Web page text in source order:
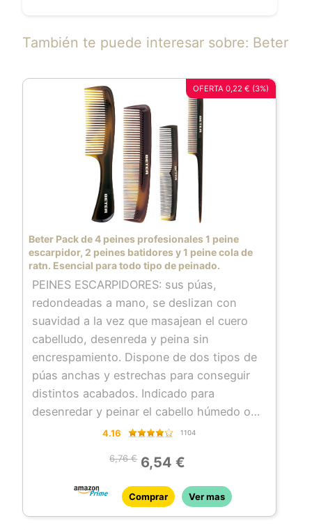
También te puede interesar sobre: Beter
OFERTA 0,22 € (3%)
Beter Pack de 4 peines profesionales 1 peine
escarpidor, 2 peines batidores y 1 peine cola de
ratn. Esencial para todo tipo de peinado.
PEINES ESCARPIDORES: sus púas,
redondeadas a mano, se deslizan con
suavidad a la vez que masajean el cuero
cabelludo, desenreda y peina sin
encrespamiento. Dispone de dos tipos de
púas anchas y estrechas para conseguir
distintos acabados. Indicado para
desenredar y peinar el cabello húmedo o
seco. Ideal para llevarlo donde quieras, en
PEINE BATIDOR: púas redondeadas que se
deslizan con suavidad a la vez que
masajean el cuero cabelludo, desenreda y
4.16 1104
6,76 € 6,54 €
Comprar Ver mas